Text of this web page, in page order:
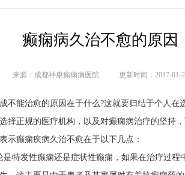
癫痫病久治不愈的原因
来源：成都神康癫痫病医院 更新时间：2017-01-
不能治愈的原因在于什么?这就要归结于个人在
择正规的医疗机构，以及对癫痫病治疗的坚持
示癫痫疾病久治不愈在于以下几点：
特发性癫痫还是症状性癫痫，如果在治疗过程